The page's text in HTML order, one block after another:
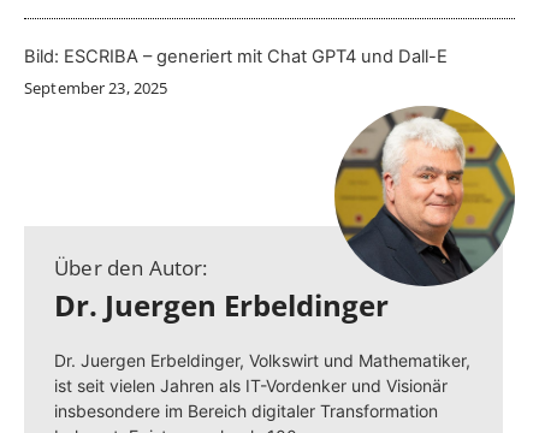
Bild: ESCRIBA – generiert mit Chat GPT4 und Dall-E
September 23, 2025
Über den Autor:
Dr. Juergen Erbeldinger
Dr. Juergen Erbeldinger, Volkswirt und Mathematiker,
ist seit vielen Jahren als IT-Vordenker und Visionär
insbesondere im Bereich digitaler Transformation